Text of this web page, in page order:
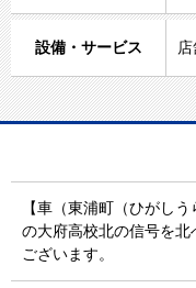
設備・サービス
【車（東浦町（ひがし
の大府高校北の信号を
ございます。